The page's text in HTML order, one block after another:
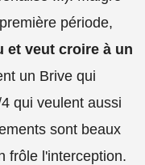
période,
et veut croire à un
un Brive qui
qui veulent aussi
sont beaux
frôle l'interception.